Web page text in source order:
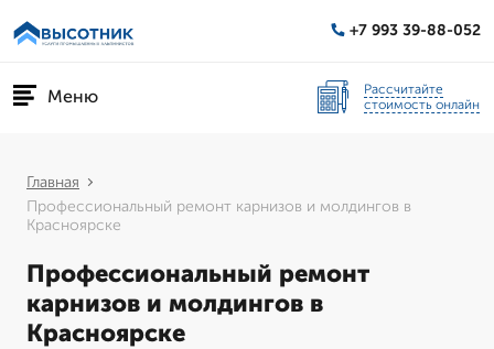
+7 993 39-88-052
Меню
Рассчитайте
стоимость онлайн
Главная
Профессиональный ремонт карнизов и молдингов в
Красноярске
Профессиональный ремонт
карнизов и молдингов в
Красноярске